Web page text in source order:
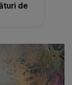
de